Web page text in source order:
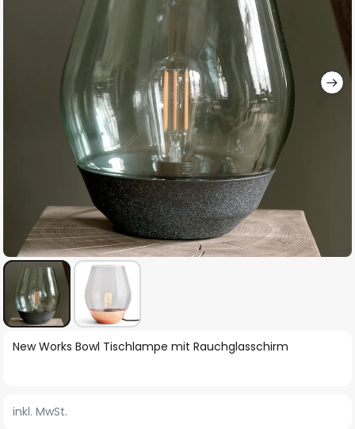
Zum
springen
New Works Bowl Tischlampe mit Rauchglasschirm
inkl. MwSt.